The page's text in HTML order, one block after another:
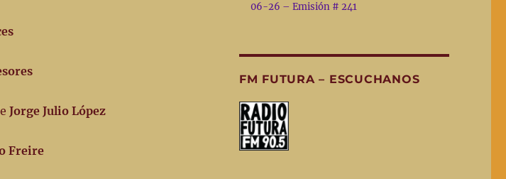
Jorge Julio López
Freire
06-26 – Emisión # 241
FM FUTURA – ESCUCHANOS